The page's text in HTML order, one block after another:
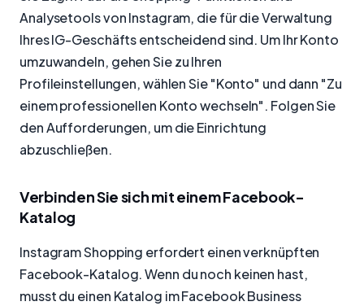
Analysetools von Instagram, die für die Verwaltung
Ihres IG-Geschäfts entscheidend sind. Um Ihr Konto
umzuwandeln, gehen Sie zu Ihren
Profileinstellungen, wählen Sie "Konto" und dann "Zu
einem professionellen Konto wechseln". Folgen Sie
den Aufforderungen, um die Einrichtung
abzuschließen.
Verbinden Sie sich mit einem Facebook-
Katalog
Instagram Shopping erfordert einen verknüpften
Facebook-Katalog. Wenn du noch keinen hast,
musst du einen Katalog im Facebook Business